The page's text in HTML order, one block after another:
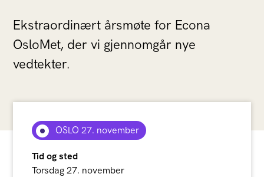
Ekstraordinært årsmøte for Econa
OsloMet, der vi gjennomgår nye
vedtekter.
OSLO 27. november
Tid og sted
Torsdag 27. november